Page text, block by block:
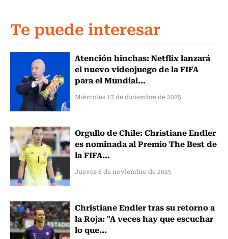
Te puede interesar
Atención hinchas: Netflix lanzará
el nuevo videojuego de la FIFA
para el Mundial...
Miércoles 17 de diciembre de 2025
Orgullo de Chile: Christiane Endler
es nominada al Premio The Best de
la FIFA...
Jueves 6 de noviembre de 2025
Christiane Endler tras su retorno a
la Roja: "A veces hay que escuchar
lo que...